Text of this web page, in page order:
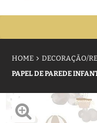
HOME DECORAÇÃO/
PAPEL DE PAREDE